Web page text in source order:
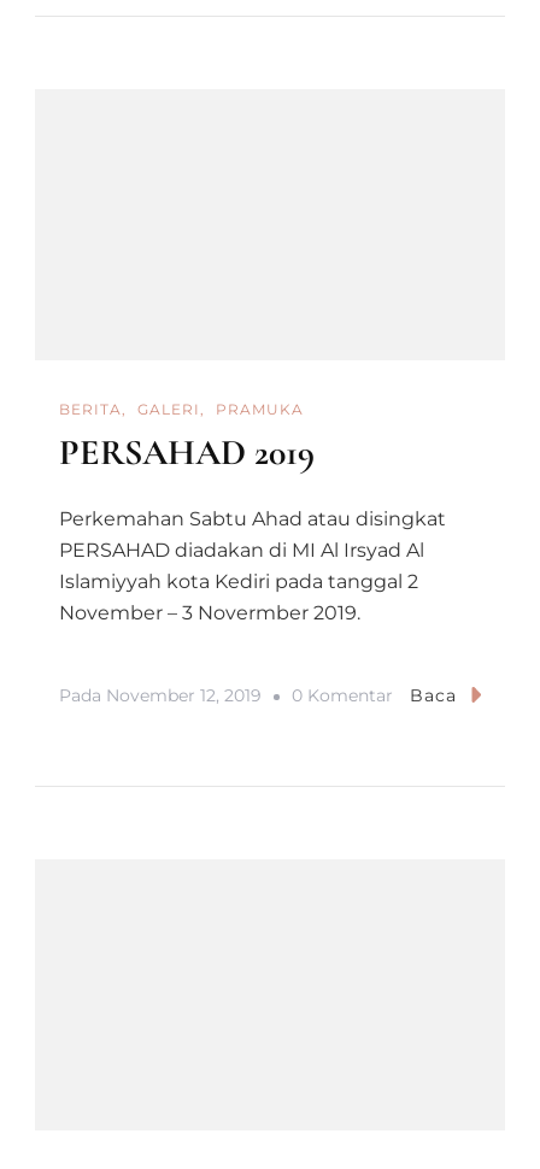
BERITA GALERI PRAMUKA
PERSAHAD 2019
Perkemahan Sabtu Ahad atau disingkat
PERSAHAD diadakan di MI Al Irsyad Al
Islamiyyah kota Kediri pada tanggal 2
November – 3 Novermber 2019.
Pada November 12, 2019 0 Komentar Pada
Baca